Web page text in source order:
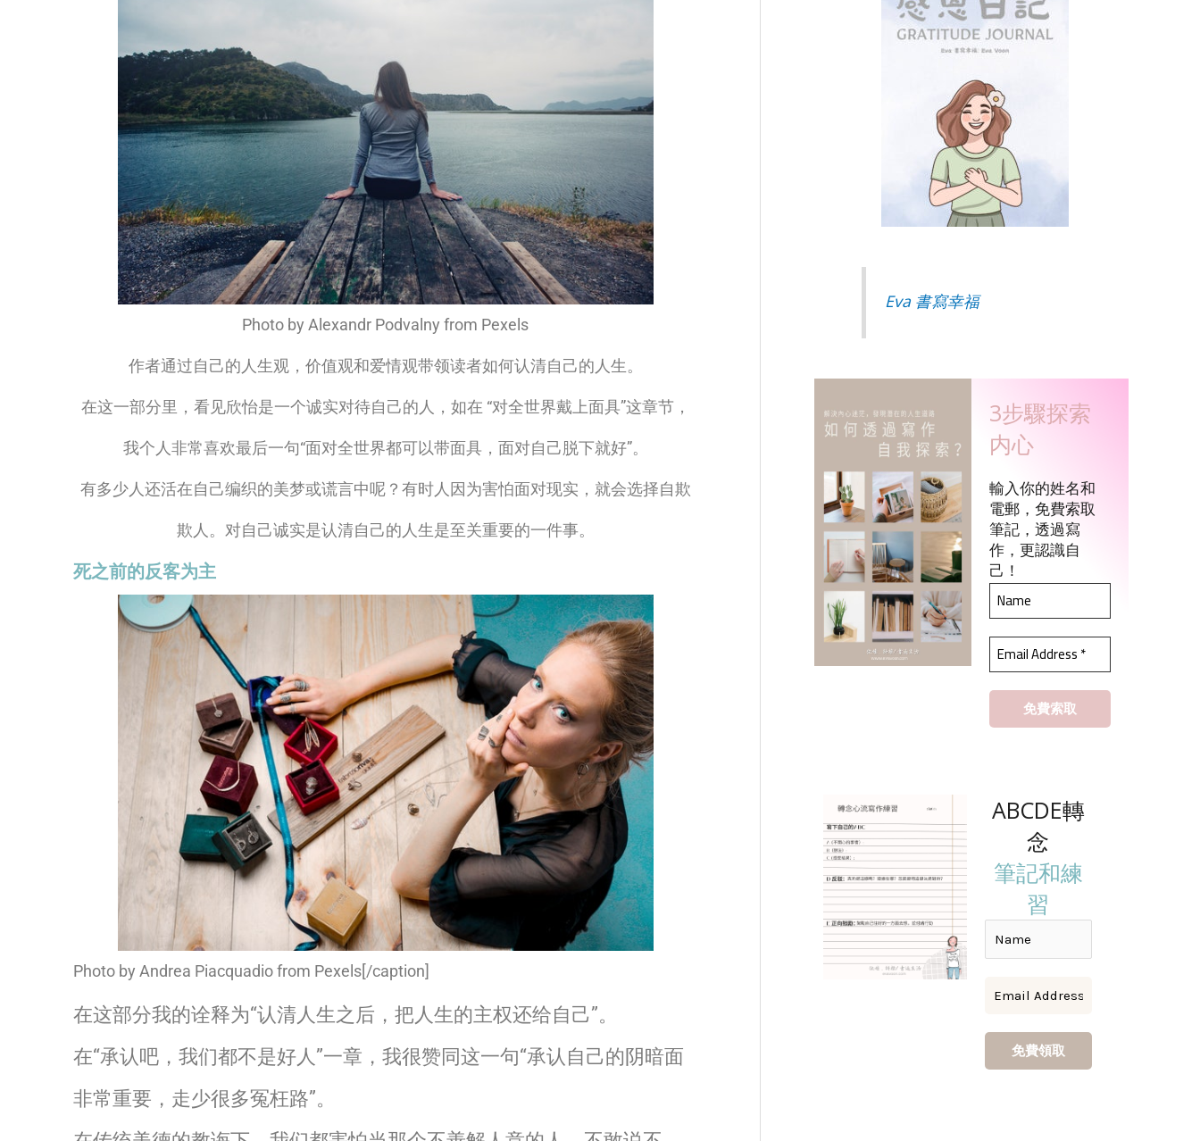
Photo by Alexandr Podvalny from Pexels
作者通过自己的人生观，价值观和爱情观带领读者如何认清自己的人生。
在这一部分里，看见欣怡是一个诚实对待自己的人，如在 “对全世界戴上面具”这章节，
我个人非常喜欢最后一句“面对全世界都可以带面具，面对自己脱下就好”。
有多少人还活在自己编织的美梦或谎言中呢？有时人因为害怕面对现实，就会选择自欺
欺人。对自己诚实是认清自己的人生是至关重要的一件事。
死之前的反客为主
Photo by Andrea Piacquadio from Pexels[/caption]
在这部分我的诠释为“认清人生之后，把人生的主权还给自己”。
在“承认吧，我们都不是好人”一章，我很赞同这一句“承认自己的阴暗面
非常重要，走少很多冤枉路”。
Eva 書寫幸福
3步驟探索
内心
輸入你的姓名和
電郵，免費索取
筆記，透過寫
作，更認識自
己！
ABCDE轉
念
筆記和練
習